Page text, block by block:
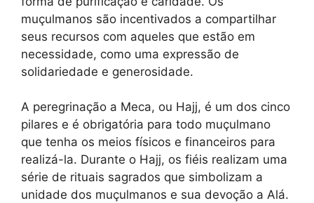
muçulmanos são incentivados a compartilhar
seus recursos com aqueles que estão em
necessidade, como uma expressão de
solidariedade e generosidade.
A peregrinação a Meca, ou Hajj, é um dos cinco
pilares e é obrigatória para todo muçulmano
que tenha os meios físicos e financeiros para
realizá-la. Durante o Hajj, os fiéis realizam uma
série de rituais sagrados que simbolizam a
unidade dos muçulmanos e sua devoção a Alá.